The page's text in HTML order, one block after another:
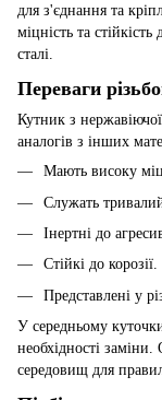
для з'єднання та
міцність та
сталі.
Переваги
Кутник з
аналогів з інших
Мають високу
Служать
Інертні до
Стійкі до корозії.
Представлені у
У середньому
необхідності
середовищ для